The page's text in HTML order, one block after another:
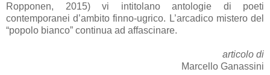
Ropponen, 2015) vi intitolano antologie di poeti
contemporanei d’ambito finno-ugrico. L’arcadico mistero del
“popolo bianco” continua ad affascinare.
articolo di
Marcello Ganassini